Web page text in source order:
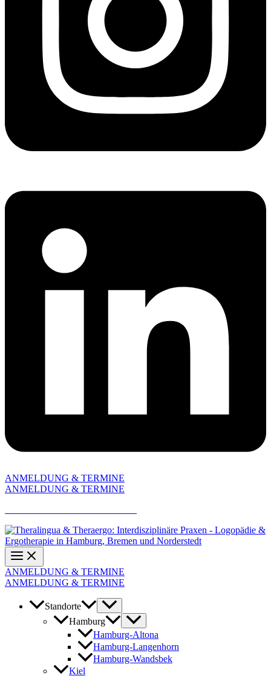
ANMELDUNG & TERMINE
ANMELDUNG & TERMINE
ANMELDUNG & TERMINE
ANMELDUNG & TERMINE
Standorte
Hamburg
Hamburg-Altona
Hamburg-Langenhorn
Hamburg-Wandsbek
Kiel